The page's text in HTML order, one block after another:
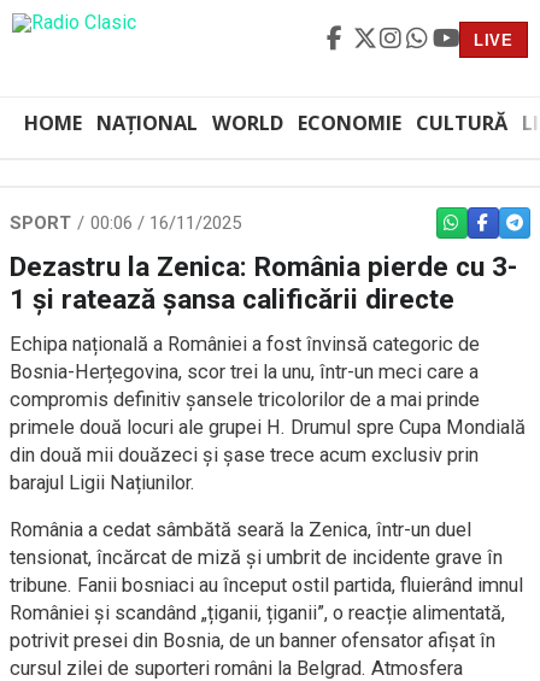
LIVE
HOME NAȚIONAL WORLD ECONOMIE CULTURĂ
SPORT 00:06 / 16/11/2025 WHATSAPP
Dezastru la Zenica: România pierde cu 3-
1 și ratează șansa calificării directe
Echipa națională a României a fost învinsă categoric de
Bosnia-Herțegovina, scor trei la unu, într-un meci care a
compromis definitiv șansele tricolorilor de a mai prinde
primele două locuri ale grupei H. Drumul spre Cupa Mondială
din două mii douăzeci și șase trece acum exclusiv prin
barajul Ligii Națiunilor.
România a cedat sâmbătă seară la Zenica, într-un duel
tensionat, încărcat de miză și umbrit de incidente grave în
tribune. Fanii bosniaci au început ostil partida, fluierând imnul
României și scandând „țiganii, țiganii”, o reacție alimentată,
potrivit presei din Bosnia, de un banner ofensator afișat în
cursul zilei de suporteri români la Belgrad. Atmosfera